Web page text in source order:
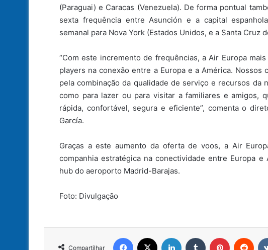
(Paraguai) e Caracas (Venezuela). De forma pontual
sexta frequência entre Asunción e a capital
semanal para Nova York (Estados Unidos, e a Santa Cruz
“Com este incremento de frequências, a Air Europa
players na conexão entre a Europa e a América.
pela combinação da qualidade de serviço e recursos da
como para lazer ou para visitar a familiares e amigos,
rápida, confortável, segura e eficiente”, comenta o
García.
Graças a este aumento da oferta de voos, a Air
companhia estratégica na conectividade entre Europa e
hub do aeroporto Madrid-Barajas.
Foto: Divulgação
Compartilhar
Facebook Linkedin Tumblr Pinterest